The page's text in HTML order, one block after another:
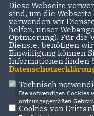
Silke
Ausschussmitglied
Diese Webseite
sind, um die
verwenden wir
helfen, unser
Optmierung). Für die
Dienste, benötigen
Einwilligung können
Informationen finden
Technisch
Die notwendigen Cookies
ordnungsgemäßen
Cookies von